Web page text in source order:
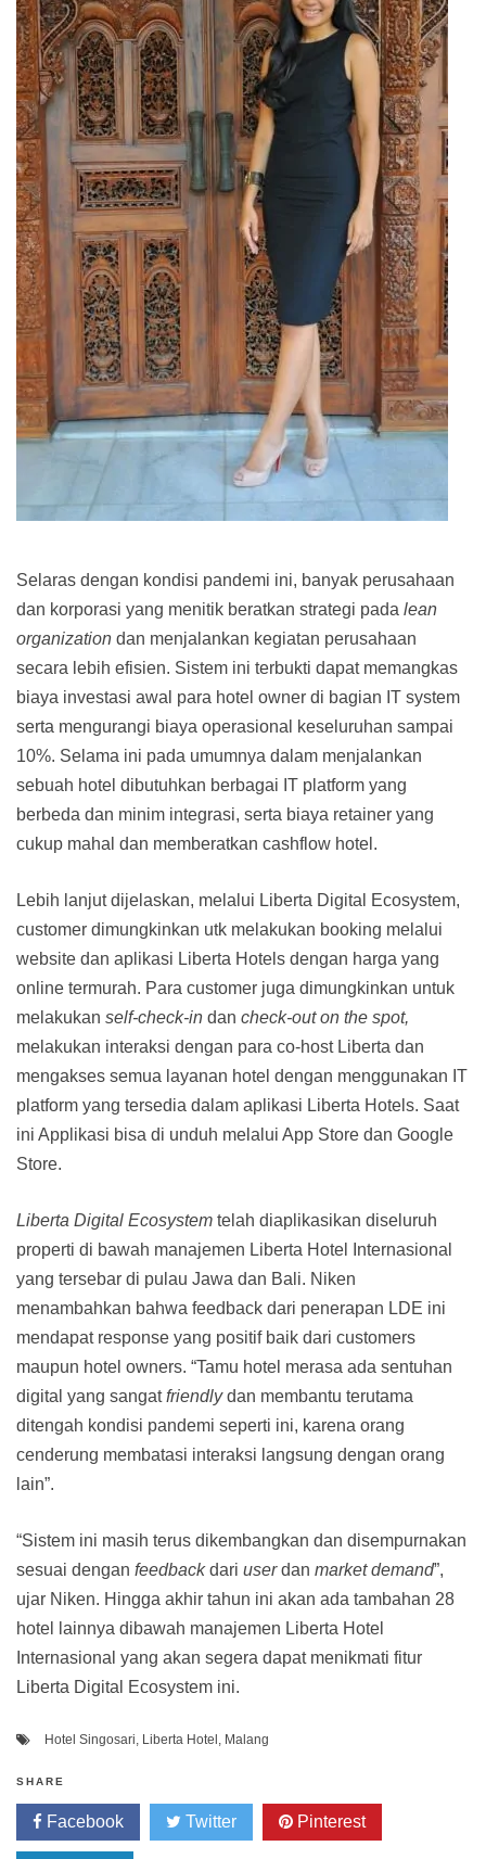
Selaras dengan kondisi pandemi ini, banyak perusahaan
dan korporasi yang menitik beratkan strategi pada lean
organization dan menjalankan kegiatan perusahaan
secara lebih efisien. Sistem ini terbukti dapat memangkas
biaya investasi awal para hotel owner di bagian IT system
serta mengurangi biaya operasional keseluruhan sampai
10%. Selama ini pada umumnya dalam menjalankan
sebuah hotel dibutuhkan berbagai IT platform yang
berbeda dan minim integrasi, serta biaya retainer yang
cukup mahal dan memberatkan cashflow hotel.
Lebih lanjut dijelaskan, melalui Liberta Digital Ecosystem,
customer dimungkinkan utk melakukan booking melalui
website dan aplikasi Liberta Hotels dengan harga yang
online termurah. Para customer juga dimungkinkan untuk
melakukan self-check-in dan check-out on the spot,
melakukan interaksi dengan para co-host Liberta dan
mengakses semua layanan hotel dengan menggunakan IT
platform yang tersedia dalam aplikasi Liberta Hotels. Saat
ini Applikasi bisa di unduh melalui App Store dan Google
Store.
Liberta Digital Ecosystem telah diaplikasikan diseluruh
properti di bawah manajemen Liberta Hotel Internasional
yang tersebar di pulau Jawa dan Bali. Niken
menambahkan bahwa feedback dari penerapan LDE ini
mendapat response yang positif baik dari customers
maupun hotel owners. “Tamu hotel merasa ada sentuhan
digital yang sangatfriendlydan membantu terutama
ditengah kondisi pandemi seperti ini, karena orang
cenderung membatasi interaksi langsung dengan orang
lain”.
“Sistem ini masih terus dikembangkan dan disempurnakan
sesuai dengan feedbackdari userdan market demand”,
ujar Niken. Hingga akhir tahun ini akan ada tambahan 28
hotel lainnya dibawah manajemen Liberta Hotel
Internasional yang akan segera dapat menikmati fitur
Liberta Digital Ecosystem ini.
Hotel Singosari, Liberta Hotel , Malang
SHARE
Facebook Twitter Pinterest